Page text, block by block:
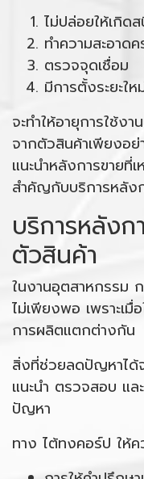
ไม่ปล่อยให้เกิด
ทำความสะอาด
ตรวจจุดเชื่อม
มีการตั้งระยะให
จะทำให้อายุการใช้ง
จากตัวสินค้าเพียงอย่
แนะนำหลังการขายที่
สำคัญกับบริการหลัง
บริการหลัง
ตัวสินค้า
ในงานอุตสาหกรรม
ไม่เพียงพอ เพราะเ
การผลิตแตกต่างกัน
สิ่งที่ช่วยลดปัญหาได้
แนะนำ ตรวจสอบ แ
ปัญหา
ทาง ไต้ทงคอร์ป ให้